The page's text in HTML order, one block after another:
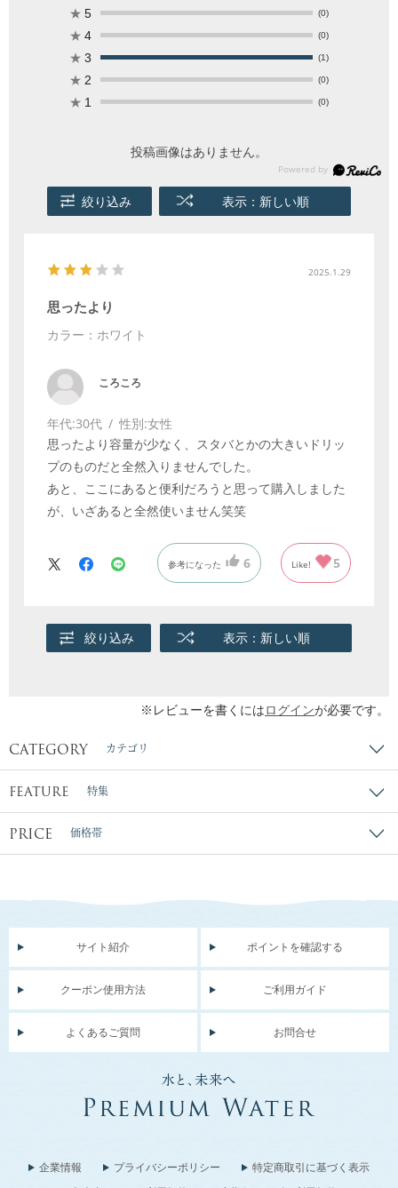
★ 5 (0)
★ 4 (0)
★ 3 (1)
★ 2 (0)
★ 1 (0)
投稿画像はありません。
絞り込み 表示：新しい順
2025.1.29
思ったより
カラー：ホワイト
ころころ
年代:30代 性別:女性
思ったより容量が少なく、スタバとかの大きいドリッ
プのものだと全然入りませんでした。
あと、ここにあると便利だろうと思って購入しました
が、いざあると全然使いません笑笑
参考になった 6 Like! 5
絞り込み 表示：新しい順
※レビューを書くにはログインが必要です。
CATEGORY カテゴリ
FEATURE 特集
PRICE 価格帯
サイト紹介 ポイントを確認する
クーポン使用方法 ご利用ガイド
よくあるご質問 お問合せ
企業情報 プライバシーポリシー
特定商取引に基づく表示